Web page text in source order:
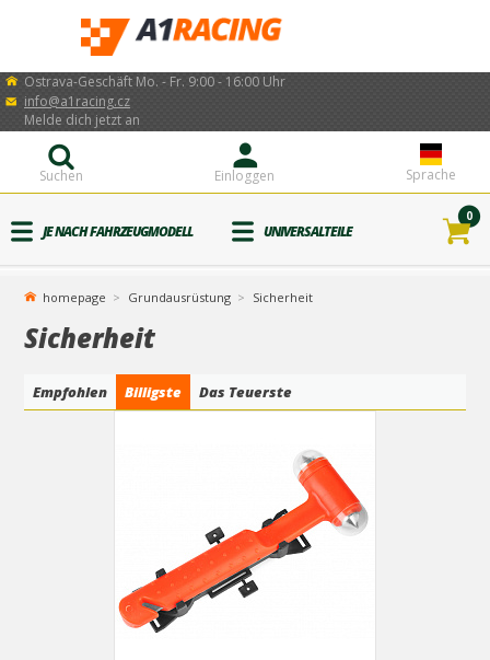
Ostrava-Geschäft Mo. - Fr. 9:00 - 16:00 Uhr
info@a1racing.cz
Sprache
Einloggen
Melde dich jetzt an
Suchen
JE NACH FAHRZEUGMODELL UNIVERSALTEILE
0
homepage Grundausrüstung Sicherheit
Sicherheit
Empfohlen Billigste Das Teuerste